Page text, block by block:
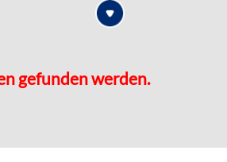
gefunden werden.